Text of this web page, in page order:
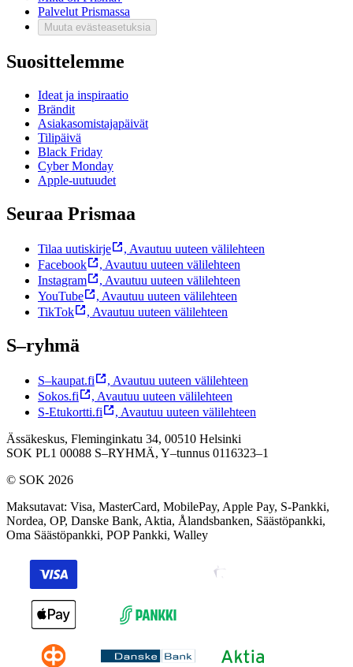
Palvelut Prismassa
Muuta evästeasetuksia
Suosittelemme
Ideat ja inspiraatio
Brändit
Asiakasomistajapäivät
Tilipäivä
Black Friday
Cyber Monday
Apple-uutuudet
Seuraa Prismaa
Tilaa uutiskirje , Avautuu uuteen välilehteen
Facebook
, Avautuu uuteen välilehteen
Instagram
, Avautuu uuteen välilehteen
YouTube
, Avautuu uuteen välilehteen
TikTok
, Avautuu uuteen välilehteen
S–ryhmä
S–kaupat.fi , Avautuu uuteen välilehteen
Sokos.fi
, Avautuu uuteen välilehteen
S-Etukortti.fi
, Avautuu uuteen välilehteen
Ässäkeskus, Fleminginkatu 34, 00510 Helsinki
SOK PL1 00088 S–RYHMÄ, Y–tunnus 0116323–1
© SOK 2026
Maksutavat: Visa, MasterCard, MobilePay, Apple Pay, S-Pankki,
Nordea, OP, Danske Bank, Aktia, Ålandsbanken, Säästöpankki,
Oma Säästöpankki, POP Pankki, Walley